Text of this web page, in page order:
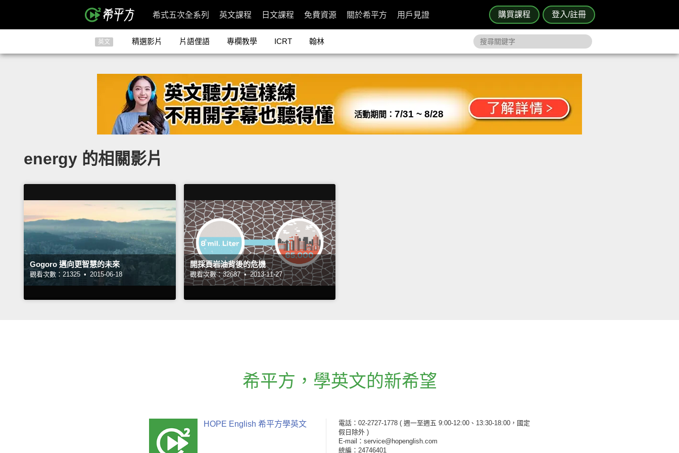
購買課程 登入/註冊
希式五次全系列 英文課程 日文課程 免費資源 關於希平方 用戶見證
英文 精選影片 片語俚語 專欄教學 ICRT 翰林
活動期間： 7/31 ~ 8/28
energy 的相關影片
Gogoro 邁向更智慧的未來
觀看次數：21325 • 2015-06-18
開採頁岩油背後的危機
觀看次數：32687 • 2013-11-27
希平方 ， 學英文的新希望
HOPE English 希平方學英文 電話：02-2727-1778 ( 週一至週五 9:00-12:00、13:30-18:00，國定
假日除外 )
E-mail：service@hopenglish.com
統編：24746401